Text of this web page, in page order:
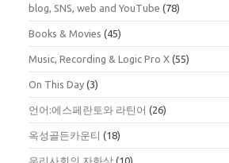
blog, SNS, web and YouTube (78)
Books & Movies (45)
Music, Recording & Logic Pro X (55)
On This Day (3)
언어:에스페란토와 라틴어 (26)
옥성골든카운티 (18)
우리사회의 자화상 (10)